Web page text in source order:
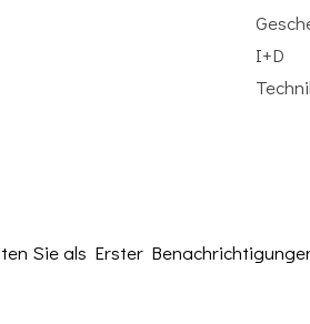
I+D
Sie als Erster